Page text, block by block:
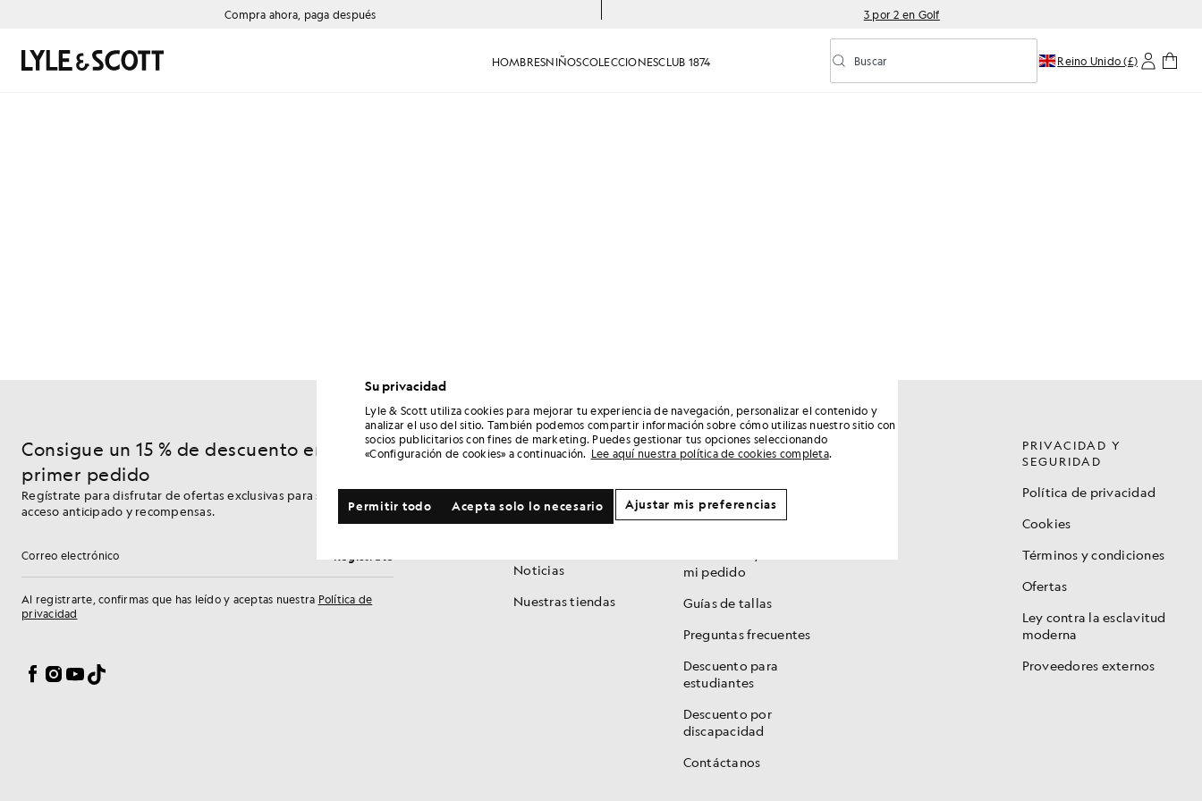
Compra ahora, paga después 3 por 2 en Golf
HOMBRESNIÑOSCOLECCIONESCLUB 1874 Activar/desactivar la búsqueda predictiva
Buscar Buscar Reino Unido (£)
Consigue un 15 % de descuento en tu
primer pedido
Regístrate para disfrutar de ofertas exclusivas para socios,
acceso anticipado y recompensas.
Dirección de correo electrónico
Al registrarte, confirmas que has leído y aceptas nuestra Política de
privacidad
Facebook
Instagram
YouTube
TikTok
MARCA
150 años
Noticias
Nuestras tiendas
SERVICIOS AL
CLIENTE
Club 1874 / Fidelidad
Seguir mi pedido
mi pedido
Guías de tallas
Preguntas frecuentes
Descuento para
estudiantes
Descuento por
discapacidad
Contáctanos
PRIVACIDAD Y
SEGURIDAD
Política de privacidad
Cookies
Términos y condiciones
Ofertas
Ley contra la esclavitud
moderna
Proveedores externos
Su privacidad
Lyle & Scott utiliza cookies para mejorar tu experiencia de navegación, personalizar el contenido y
analizar el uso del sitio. También podemos compartir información sobre cómo utilizas nuestro sitio con
socios publicitarios con fines de marketing. Puedes gestionar tus opciones seleccionando
«Configuración de cookies» a continuación. Lee aquí nuestra política de cookies completa.
Acepta solo lo necesario
Permitir todo Ajustar mis preferencias